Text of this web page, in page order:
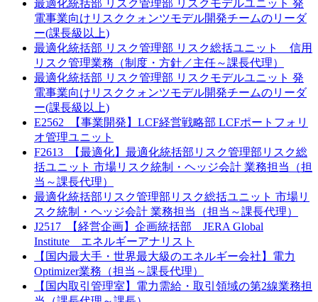
最適化統括部 リスク管理部 リスクモデルユニット 発
電事業向けリスククォンツモデル開発チームのリーダ
ー(課長級以上)
最適化統括部 リスク管理部 リスク総括ユニット 信用
リスク管理業務（制度・方針／主任～課長代理）
最適化統括部 リスク管理部 リスクモデルユニット 発
電事業向けリスククォンツモデル開発チームのリーダ
ー(課長級以上)
E2562_【事業開発】LCF経営戦略部 LCFポートフォリ
オ管理ユニット
F2613_【最適化】最適化統括部リスク管理部リスク総
括ユニット 市場リスク統制・ヘッジ会計 業務担当（担
当～課長代理）
最適化統括部リスク管理部リスク総括ユニット 市場リ
スク統制・ヘッジ会計 業務担当（担当～課長代理）
J2517_【経営企画】企画統括部 JERA Global
Institute エネルギーアナリスト
【国内最大手・世界最大級のエネルギー会社】電力
Optimizer業務（担当～課長代理）
【国内取引管理室】電力需給・取引領域の第2線業務担